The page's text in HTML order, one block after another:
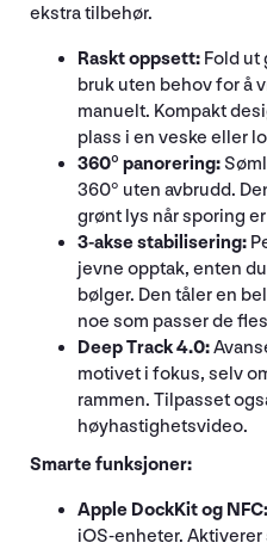
ekstra tilbehør.
Raskt oppsett: Fold ut
bruk uten behov for å
manuelt. Kompakt
plass i en veske eller
360° panorering:
360° uten avbrudd.
grønt lys når sporing
3-akse stabilisering:
jevne opptak, enten
bølger. Den tåler en
noe som passer de
Deep Track 4.0:
motivet i fokus, selv
rammen. Tilpasset
høyhastighetsvideo.
Smarte funksjoner:
Apple DockKit og NFC:
iOS-enheter.